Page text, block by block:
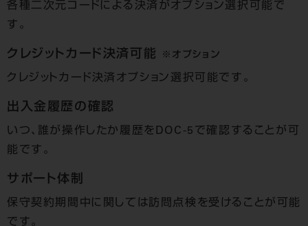
各種二次元コードによる決済がオプション選択可能で
す。
クレジットカード決済可能 ※オプション
クレジットカード決済オプション選択可能です。
出入金履歴の確認
いつ、誰が操作したか履歴をDOC-5で確認することが可
能です。
サポート体制
保守契約期間中に関しては訪問点検を受けることが可能
です。